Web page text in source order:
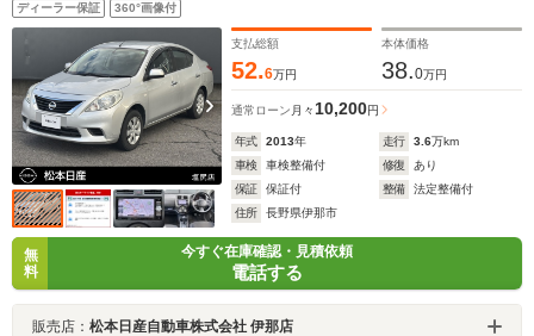
ディーラー保証 360°画像付
支払総額
52.6万円
本体価格
38.0万円
通常ローン 月々 10,200円
年式 2013年 走行 3.6万km
車検
車検整備付 修復
あり
保証
保証付 整備
法定整備付
住所
長野県伊那市
無
料
今すぐ在庫確認・見積依頼
電話する
販売店： 松本日産自動車株式会社 伊那店